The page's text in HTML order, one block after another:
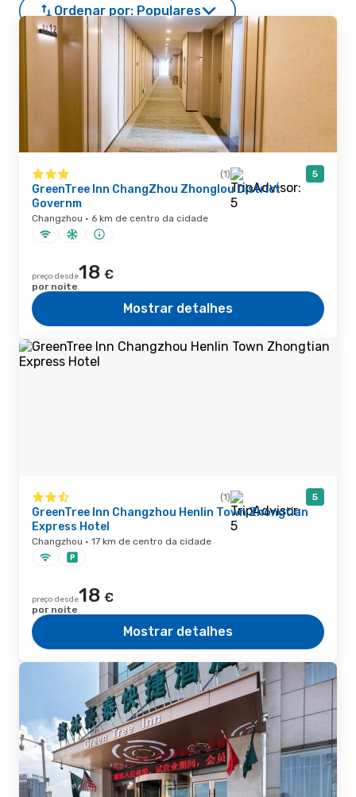
Ordenar por: Populares
(1) 5
GreenTree Inn ChangZhou Zhonglou District
Governm
Changzhou · 6 km de centro da cidade
preço desde18 €
por noite
Mostrar detalhes
(1) 5
GreenTree Inn Changzhou Henlin Town Zhongtian
Express Hotel
Changzhou · 17 km de centro da cidade
preço desde18 €
por noite
Mostrar detalhes